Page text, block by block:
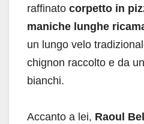
raffinato corpetto in
maniche lunghe
un lungo velo
chignon raccolto e da
bianchi.
Accanto a lei, Raoul